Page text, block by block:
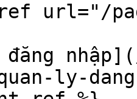
url="/
ly-